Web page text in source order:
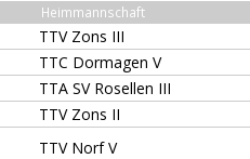
Heimmannschaft
TTV Zons III
TTC Dormagen V
TTA SV Rosellen III
TTV Zons II
TTV Norf V